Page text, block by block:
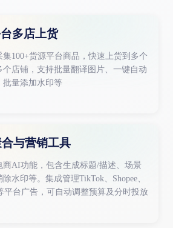
多店上货
集100+货源平台商品，快速上货到多个
个店铺，支持批量翻译图片、一键自动
批量添加水印等
与营销工具
商AI功能，包含生成标题/描述、场景
除水印等。集成管理TikTok、Shopee、
平台广告，可自动调整预算及分时投放